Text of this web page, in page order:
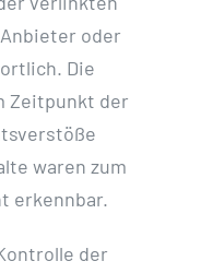
oder
Die
Zeitpunkt der
waren zum
erkennbar.
der